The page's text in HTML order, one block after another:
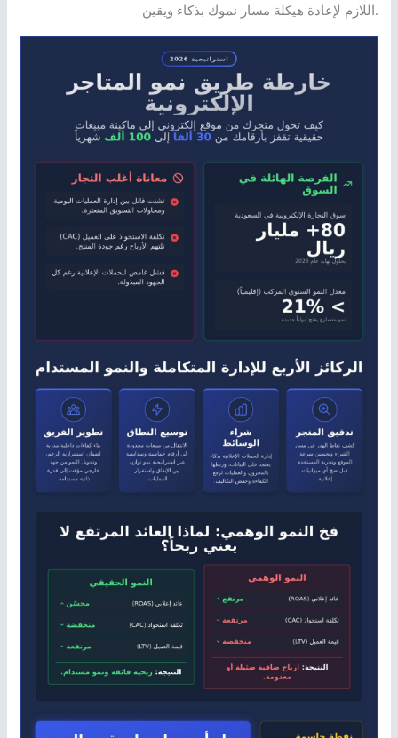
اللازم لإعادة هيكلة مسار نموك بذكاء ويقين.